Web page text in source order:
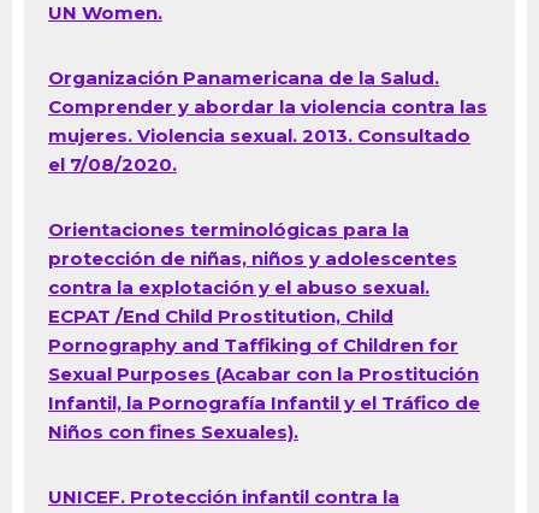
UN Women.
Organización Panamericana de la Salud.
Comprender y abordar la violencia contra las
mujeres. Violencia sexual. 2013. Consultado
el 7/08/2020.
Orientaciones terminológicas para la
protección de niñas, niños y adolescentes
contra la explotación y el abuso sexual.
ECPAT /End Child Prostitution, Child
Pornography and Taffiking of Children for
Sexual Purposes (Acabar con la Prostitución
Infantil, la Pornografía Infantil y el Tráfico de
Niños con fines Sexuales).
UNICEF. Protección infantil contra la